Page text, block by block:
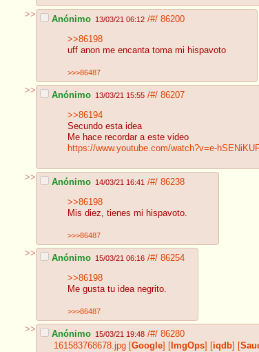
>> Anónimo 13/03/21 06:12 /#/ 86200
>>86198
uff anon me encanta toma mi hispavoto
>>>86487
>> Anónimo 13/03/21 15:55 /#/ 86207
>>86194
Secundo esta idea
Me hace recordar a este video
https://www.youtube.com/watch?v=e-
>> Anónimo 14/03/21 16:41 /#/ 86238
>>86198
Mis diez, tienes mi hispavoto.
>>>86487
>> Anónimo 15/03/21 06:16 /#/ 86254
>>86198
Me gusta tu idea negrito.
>>>86487
>> Anónimo 15/03/21 19:48 /#/ 86280
161583768678.jpg [Google] [ ImgOps] [iqdb] [